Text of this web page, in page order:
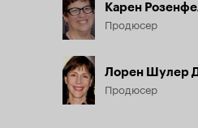
Карен
Продюсер
Лорен Шулер
Продюсер